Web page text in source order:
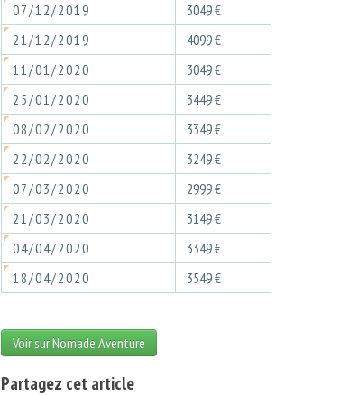
07/12/2019
3049 €
21/12/2019
4099 €
11/01/2020
3049 €
25/01/2020
3449 €
08/02/2020
3349 €
22/02/2020
3249 €
07/03/2020
2999 €
21/03/2020
3149 €
04/04/2020
3349 €
18/04/2020
3549 €
Voir sur Nomade Aventure
Partagez cet article